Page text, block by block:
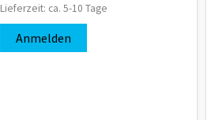
Lieferzeit: ca. 5-10 Tage
Anmelden